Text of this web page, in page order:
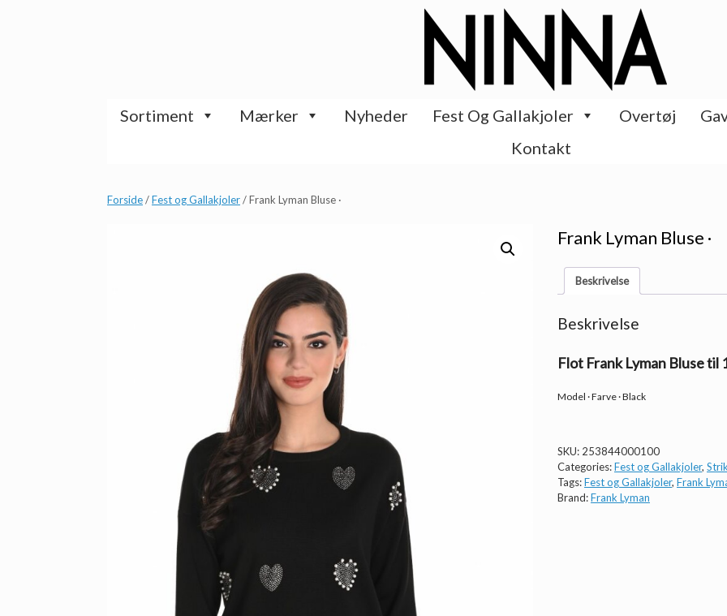
Sortiment Mærker Nyheder Fest Og Gallakjoler Overtøj
Kontakt
Forside/Fest og Gallakjoler/ Frank Lyman Bluse ·
Frank Lyman Bluse ·
Beskrivelse
Beskrivelse
Flot Frank Lyman Bluse til
Model · Farve · Black
SKU: 253844000100
Categories:Fest og Gallakjoler,
Tags:Fest og Gallakjoler, Frank
Brand:Frank Lyman